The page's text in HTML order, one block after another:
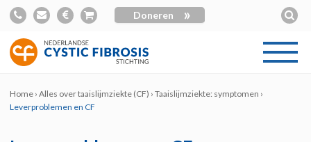
Doneren »
Home ›Alles over taaislijmziekte (CF) ›Taaislijmziekte: symptomen ›
Leverproblemen en CF